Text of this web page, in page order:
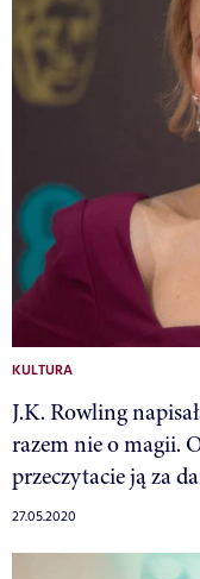
KULTURA
J.K. Rowling
razem nie o magii.
przeczytacie ją za
27.05.2020